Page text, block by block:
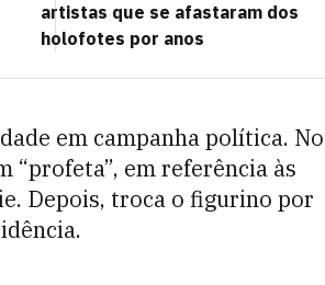
artistas que se afastaram dos
holofotes por anos
em campanha política. No
“profeta”, em referência às
Depois, troca o figurino por